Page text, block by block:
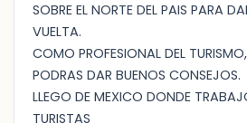
SOBRE EL NORTE DEL PAIS PARA
VUELTA.
COMO PROFESIONAL DEL
PODRAS DAR BUENOS CONSEJOS.
LLEGO DE MEXICO DONDE
TURISTAS